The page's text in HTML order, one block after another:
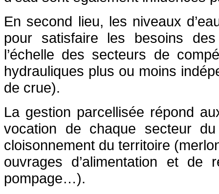
En second lieu, les niveaux
pour satisfaire les besoins
l’échelle des secteurs de
hydrauliques plus ou moins
de crue).
La gestion parcellisée répond
vocation de chaque secteur
cloisonnement du territoire
ouvrages d’alimentation et de
pompage…).